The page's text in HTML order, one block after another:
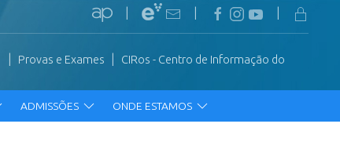
Provas e Exames
CIRos - Centro de Informação do
ADMISSÕES ONDE ESTAMOS